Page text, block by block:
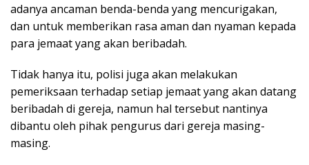
adanya ancaman benda-benda yang mencurigakan,
dan untuk memberikan rasa aman dan nyaman kepada
para jemaat yang akan beribadah.
Tidak hanya itu, polisi juga akan melakukan
pemeriksaan terhadap setiap jemaat yang akan datang
beribadah di gereja, namun hal tersebut nantinya
dibantu oleh pihak pengurus dari gereja masing-
masing.